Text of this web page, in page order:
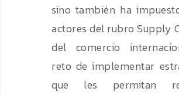
sino también ha
actores del rubro Supply
del comercio
reto de implementar
que les permitan